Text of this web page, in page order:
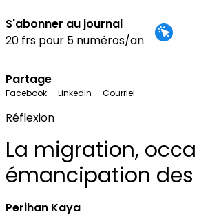
S'abonner au journal
20 frs pour 5 numéros/an
Partage
Facebook LinkedIn Courriel
Réflexion
La migration,
émancipation
Perihan Kaya